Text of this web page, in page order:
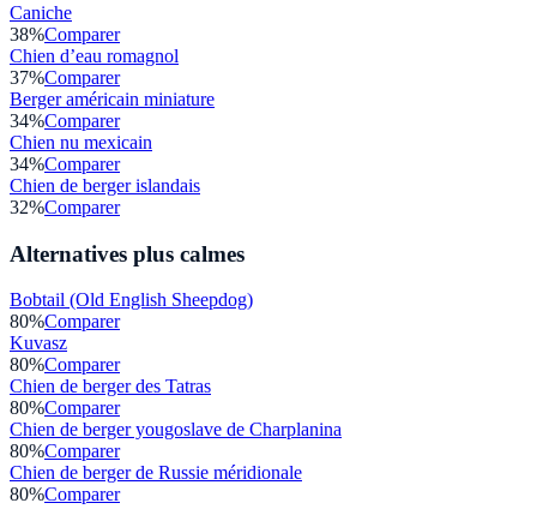
Caniche
38%Comparer
Chien d’eau romagnol
37%Comparer
Berger américain miniature
34%Comparer
Chien nu mexicain
34%Comparer
Chien de berger islandais
32%Comparer
Alternatives plus calmes
Bobtail (Old English Sheepdog)
80%Comparer
Kuvasz
80%Comparer
Chien de berger des Tatras
80%Comparer
Chien de berger yougoslave de Charplanina
80%Comparer
Chien de berger de Russie méridionale
80%Comparer